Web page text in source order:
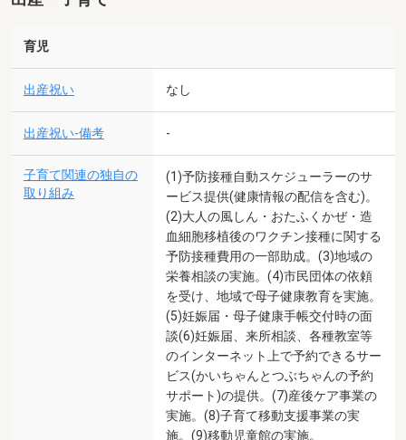
育児
出産祝い なし
出産祝い-備考 -
子育て関連の独自の
取り組み
(1)予防接種自動スケジューラーのサ
ービス提供(健康情報の配信を含む)。
(2)大人の風しん・おたふくかぜ・造
血細胞移植後のワクチン接種に関する
予防接種費用の一部助成。(3)地域の
栄養相談の実施。(4)市民団体の依頼
を受け、地域で母子健康教育を実施。
(5)妊娠届・母子健康手帳交付時の面
談(6)妊娠届、来所相談、各種教室等
のインターネット上で予約できるサー
ビス(かいちゃんとつぶちゃんの予約
サポート)の提供。(7)産後ケア事業の
実施。(8)子育て移動支援事業の実
施。(9)移動児童館の実施。